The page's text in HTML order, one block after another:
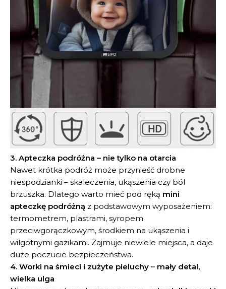
3. Apteczka podróżna – nie tylko na otarcia
Nawet krótka podróż może przynieść drobne
niespodzianki – skaleczenia, ukąszenia czy ból
brzuszka. Dlatego warto mieć pod ręką mini
apteczkę podróżną z podstawowym wyposażeniem:
termometrem, plastrami, syropem
przeciwgorączkowym, środkiem na ukąszenia i
wilgotnymi gazikami. Zajmuje niewiele miejsca, a daje
duże poczucie bezpieczeństwa.
4. Worki na śmieci i zużyte pieluchy – mały detal,
wielka ulga